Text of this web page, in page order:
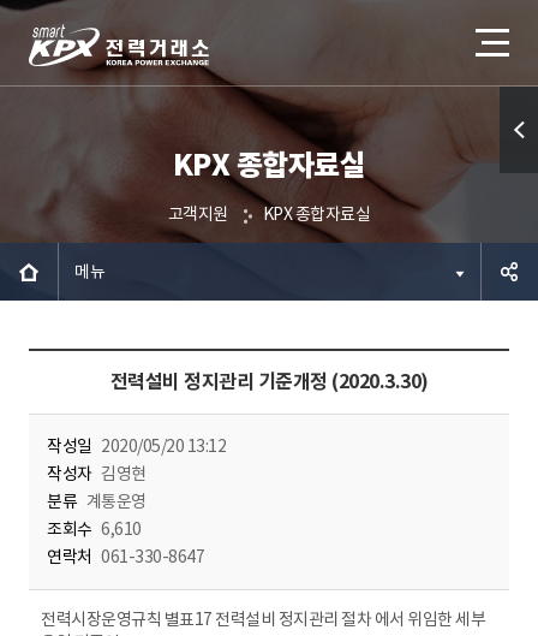
KPX 종합자료실
고객지원 KPX 종합자료실
메뉴
전력설비 정지관리 기준개정 (2020.3.30)
작성일 2020/05/20 13:12
작성자 김영현
분류 계통운영
조회수 6,610
연락처 061-330-8647
전력시장운영규칙 별표17 전력설비 정지관리 절차 에서 위임한 세부